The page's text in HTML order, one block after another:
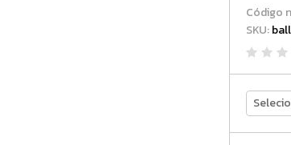
Código
SKU: